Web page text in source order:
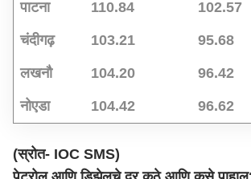
पाटना 110.84 102.57
चंदीगढ़ 103.21 95.68
लखनौ 104.20 96.42
नोएडा 104.42 96.62
(स्रोत- IOC SMS)